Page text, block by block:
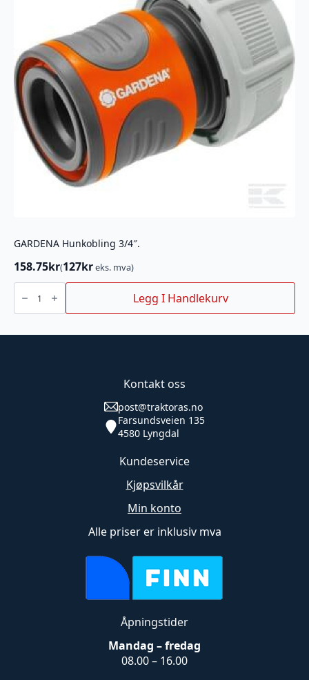
GARDENA Hunkobling 3/4″.
158.75kr(127kreks. mva)
GARDENA
Hunkobling
3/4".
antall
Legg I Handlekurv
Kontakt oss
post@traktoras.no
Farsundsveien 135
4580 Lyngdal
Kundeservice
Kjøpsvilkår
Min konto
Alle priser er inklusiv mva
Åpningstider
Mandag – fredag
08.00 – 16.00